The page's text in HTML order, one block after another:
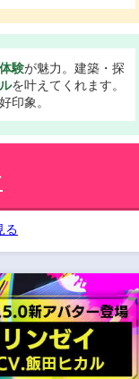
験が魅力。建築・探
を叶えてくれます。
印象。
る